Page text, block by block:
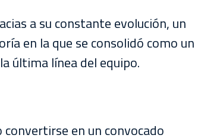
a su constante evolución, un
en la que se consolidó como un
última línea del equipo.
en un convocado